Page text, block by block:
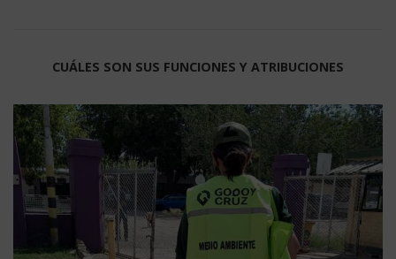
CUÁLES SON SUS FUNCIONES Y ATRIBUCIONES